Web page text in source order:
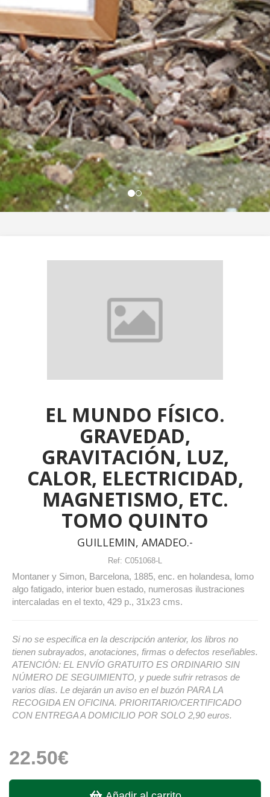
EL MUNDO FÍSICO.
GRAVEDAD,
GRAVITACIÓN, LUZ,
CALOR, ELECTRICIDAD,
MAGNETISMO, ETC.
TOMO QUINTO
GUILLEMIN, AMADEO.-
Ref: C051068-L
Montaner y Simon, Barcelona, 1885, enc. en holandesa, lomo
algo fatigado, interior buen estado, numerosas ilustraciones
intercaladas en el texto, 429 p., 31x23 cms.
Si no se especifica en la descripción anterior, los libros no
tienen subrayados, anotaciones, firmas o defectos reseñables.
ATENCIÓN: EL ENVÍO GRATUITO ES ORDINARIO SIN
NÚMERO DE SEGUIMIENTO, y puede sufrir retrasos de
varios días. Le dejarán un aviso en el buzón PARA LA
RECOGIDA EN OFICINA. PRIORITARIO/CERTIFICADO
CON ENTREGA A DOMICILIO POR SOLO 2,90 euros.
22.50€